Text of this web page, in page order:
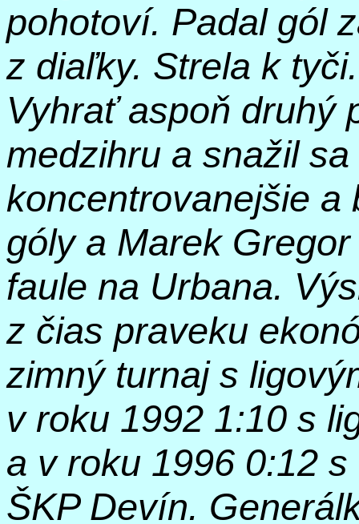
pohotoví. Padal gól
z diaľky. Strela k
Vyhrať aspoň druhý
medzihru a snažil
koncentrovanejšie a
góly a Marek
faule na Urbana.
z čias praveku
zimný turnaj s
v roku 1992 1:10 s
a v roku 1996 0:12 s
ŠKP Devín.